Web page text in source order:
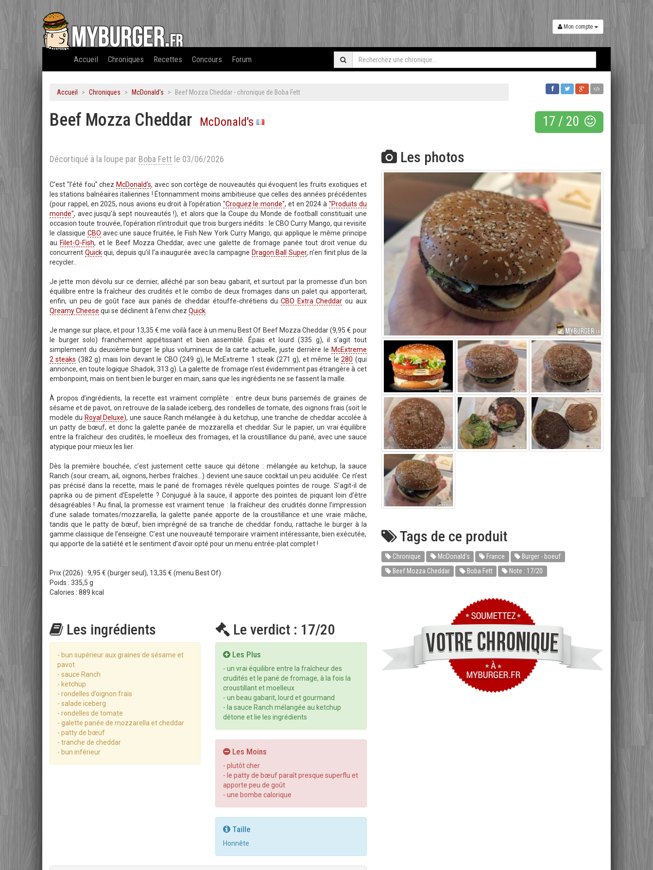
Mon compte
Accueil Chroniques Recettes Concours Forum
Accueil Chroniques McDonald's Beef Mozza Cheddar - chronique de Boba Fett
Beef Mozza Cheddar McDonald's 17 / 20
Décortiqué à la loupe par Boba Fett le 03/06/2026
C’est "l’été fou" chez McDonald’s, avec son cortège de nouveautés qui évoquent les fruits exotiques et
les stations balnéaires italiennes ! Étonnamment moins ambitieuse que celles des années précédentes
(pour rappel, en 2025, nous avions eu droit à l’opération "Croquez le monde", et en 2024 à "Produits du
monde", avec jusqu’à sept nouveautés !), et alors que la Coupe du Monde de football constituait une
occasion toute trouvée, l’opération n’introduit que trois burgers inédits : le CBO Curry Mango, qui revisite
le classique CBO avec une sauce fruitée, le Fish New York Curry Mango, qui applique le même principe
au Filet-O-Fish, et le Beef Mozza Cheddar, avec une galette de fromage panée tout droit venue du
concurrent Quickqui, depuis qu’il l’a inaugurée avec la campagne Dragon Ball Super, n’en finit plus de la
recycler..
Je jette mon dévolu sur ce dernier, alléché par son beau gabarit, et surtout par la promesse d’un bon
équilibre entre la fraîcheur des crudités et le combo de deux fromages dans un palet qui apporterait,
enfin, un peu de goût face aux panés de cheddar étouffe-chrétiens du CBO Extra Cheddar ou aux
Qreamy Cheese qui se déclinent à l’envi chez Quick
Je mange sur place, et pour 13,35 € me voilà face à un menu Best Of Beef Mozza Cheddar (9,95 € pour
le burger solo) franchement appétissant et bien assemblé. Épais et lourd (335 g), il s’agit tout
simplement du deuxième burger le plus volumineux de la carte actuelle, juste derrière le McExtreme
2 steaks (382 g) mais loin devant le CBO (249 g), le McExtreme 1 steak (271 g), et même le280 (qui
annonce, en toute logique Shadok, 313 g). La galette de fromage n’est évidemment pas étrangère à cet
embonpoint, mais on tient bien le burger en main, sans que les ingrédients ne se fassent la malle.
À propos d’ingrédients, la recette est vraiment complète : entre deux buns parsemés de graines de
sésame et de pavot, on retrouve de la salade iceberg, des rondelles de tomate, des oignons frais (soit le
modèle du Royal Deluxe), une sauce Ranch mélangée à du ketchup, une tranche de cheddar accolée à
un patty de bœuf, et donc la galette panée de mozzarella et cheddar. Sur le papier, un vrai équilibre
entre la fraîcheur des crudités, le moelleux des fromages, et la croustillance du pané, avec une sauce
atypique pour mieux les lier.
Dès la première bouchée, c’est justement cette sauce qui détone : mélangée au ketchup, la sauce
Ranch (sour cream, ail, oignons, herbes fraîches…) devient une sauce cocktail un peu acidulée. Ce n’est
pas précisé dans la recette, mais le pané de fromages révèle quelques pointes de rouge. S’agit-il de
paprika ou de piment d’Espelette ? Conjugué à la sauce, il apporte des pointes de piquant loin d’être
désagréables ! Au final, la promesse est vraiment tenue : la fraîcheur des crudités donne l’impression
d’une salade tomates/mozzarella, la galette panée apporte de la croustillance et une vraie mâche,
tandis que le patty de bœuf, bien imprégné de sa tranche de cheddar fondu, rattache le burger à la
gamme classique de l’enseigne. C’est une nouveauté temporaire vraiment intéressante, bien exécutée,
qui apporte de la satiété et le sentiment d’avoir opté pour un menu entrée-plat complet !
Prix (2026) : 9,95 € (burger seul), 13,35 € (menu Best Of)
Poids : 335,5 g
Calories : 889 kcal
Les ingrédients
- bun supérieur aux graines de sésame et
pavot
- sauce Ranch
- ketchup
- rondelles d’oignon frais
- salade iceberg
- rondelles de tomate
- galette panée de mozzarella et cheddar
- patty de bœuf
- tranche de cheddar
- bun inférieur
Le verdict : 17/20
Les Plus
- un vrai équilibre entre la fraîcheur des
crudités et le pané de fromage, à la fois la
croustillant et moelleux
- un beau gabarit, lourd et gourmand
- la sauce Ranch mélangée au ketchup
détone et lie les ingrédients
Les Moins
- plutôt cher
- le patty de bœuf paraît presque superflu et
apporte peu de goût
- une bombe calorique
Taille
Honnête
Les photos
Tags de ce produit
Chronique McDonald's France
Burger - boeuf
Beef Mozza Cheddar
Boba Fett Note : 17/20